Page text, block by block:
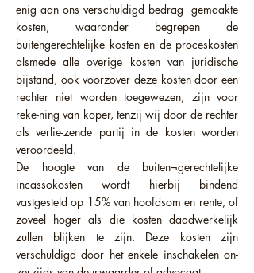
enig aan ons verschuldigd bedrag gemaakte
kosten, waaronder begrepen de
buitengerechtelijke kosten en de proceskosten
alsmede alle overige kosten van juridische
bijstand, ook voorzover deze kosten door een
rechter niet worden toegewezen, zijn voor
reke-ning van koper, tenzij wij door de rechter
als verlie-zende partij in de kosten worden
veroordeeld.
De hoogte van de buiten¬gerechtelijke
incassokosten wordt hierbij bindend
vastgesteld op 15% van hoofdsom en rente, of
zoveel hoger als die kosten daadwerkelijk
zullen blijken te zijn. Deze kosten zijn
verschuldigd door het enkele inschakelen on-